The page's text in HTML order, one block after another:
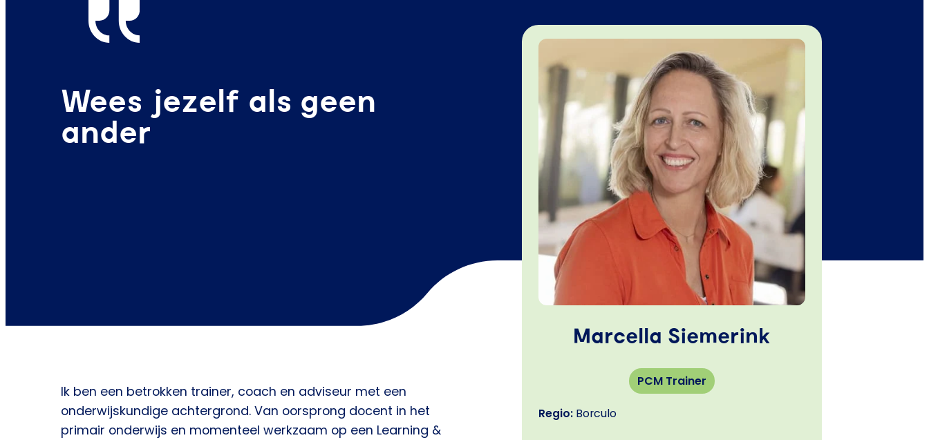
Wees jezelf als geen
ander
Ik ben een betrokken trainer, coach en adviseur met een
onderwijskundige achtergrond. Van oorsprong docent in het
primair onderwijs en momenteel werkzaam op een Learning &
Marcella Siemerink
PCM Trainer
Regio: Borculo